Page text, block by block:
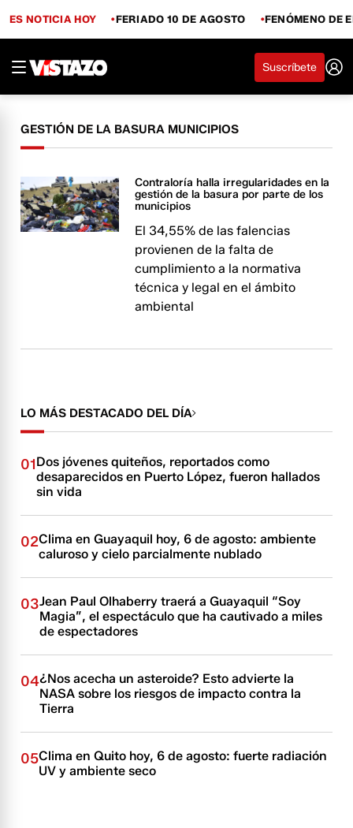
ES NOTICIA HOY FERIADO 10 DE AGOSTO FENÓMENO DE
Suscríbete
GESTIÓN DE LA BASURA MUNICIPIOS
Contraloría halla irregularidades en la
gestión de la basura por parte de los
municipios
El 34,55% de las falencias
provienen de la falta de
cumplimiento a la normativa
técnica y legal en el ámbito
ambiental
LO MÁS DESTACADO DEL DÍA
01Dos jóvenes quiteños, reportados como
desaparecidos en Puerto López, fueron hallados
sin vida
02Clima en Guayaquil hoy, 6 de agosto: ambiente
caluroso y cielo parcialmente nublado
03Jean Paul Olhaberry traerá a Guayaquil “Soy
Magia”, el espectáculo que ha cautivado a miles
de espectadores
04¿Nos acecha un asteroide? Esto advierte la
NASA sobre los riesgos de impacto contra la
Tierra
05Clima en Quito hoy, 6 de agosto: fuerte radiación
UV y ambiente seco